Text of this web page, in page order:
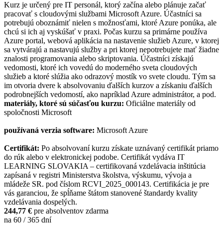
Kurz je určený pre IT personál, ktorý začína alebo plánuje začať
pracovať s cloudovými službami Microsoft Azure. Účastníci sa
potrebujú oboznámiť nielen s možnosťami, ktoré Azure ponúka, ale
chcú si ich aj vyskúšať v praxi. Počas kurzu sa primárne používa
Azure portal, webová aplikácia na nastavenie služieb Azure, v ktorej
sa vytvárajú a nastavujú služby a pri ktorej nepotrebujete mať žiadne
znalosti programovania alebo skriptovania. Účastníci získajú
vedomosti, ktoré ich vovedú do moderného sveta cloudových
služieb a ktoré slúžia ako odrazový mostík vo svete cloudu. Tým sa
im otvoria dvere k absolvovaniu ďalších kurzov a získaniu ďalších
podrobnejších vedomostí, ako napríklad Azure administrátor, a pod.
materiály, ktoré sú súčasťou kurzu: Oficiálne materiály od
spoločnosti Microsoft
používaná verzia software: Microsoft Azure
Certifikát: Po absolvovaní kurzu získate uznávaný certifikát priamo
do rúk alebo v elektronickej podobe. Certifikát vydáva IT
LEARNING SLOVAKIA – certifikovaná vzdelávacia inštitúcia
zapísaná v registri Ministerstva školstva, výskumu, vývoja a
mládeže SR. pod číslom RCVI_2025_000143. Certifikácia je pre
vás garanciou, že spĺňame štátom stanovené štandardy kvality
vzdelávania dospelých.
244,77 € pre absolventov zdarma
na 60 / 365 dní